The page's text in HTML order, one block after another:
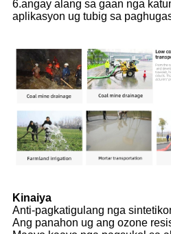
6.angay alang sa gaan nga
aplikasyon ug tubig sa
Kinaiya
Anti-pagkatigulang nga
Ang panahon ug ang ozone